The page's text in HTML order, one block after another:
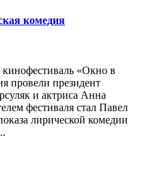
комедия
«Окно в
провели президент
и актриса Анна
фестиваля стал Павел
лирической комедии